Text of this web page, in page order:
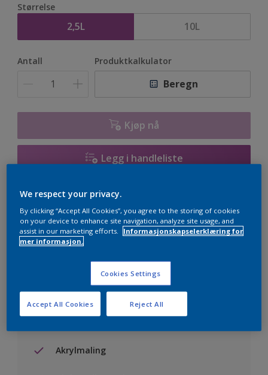
Størrelse
2,5L 10L
Antall Produktkalkulator
Beregn
Kjøp nå
Legg i handleliste
Finn en forhandler
Lagre i dine prosjekter
Akrylmaling
We respect your privacy.
By clicking “Accept All Cookies”, you agree to the storing of cookies
on your device to enhance site navigation, analyze site usage, and
assist in our marketing efforts.
Informasjonskapselerklæring for
mer informasjon.
Cookies Settings
Reject All
Accept All Cookies